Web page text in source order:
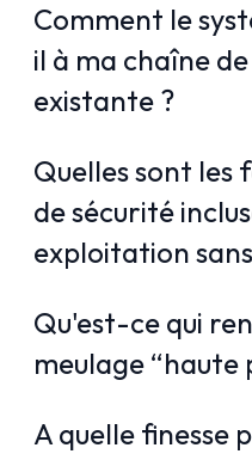
Comment le
il à ma chaîne
existante ?
Quelles sont
de sécurité
exploitation
Qu'est-ce qui
meulage
A quelle finesse